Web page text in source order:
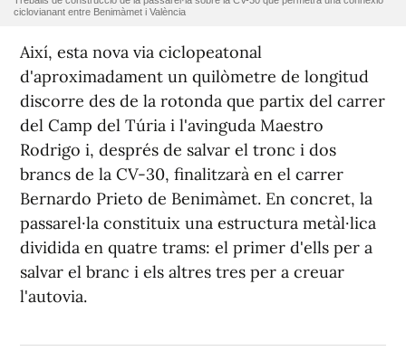
ciclovianant entre Benimàmet i València
Així, esta nova via ciclopeatonal
d'aproximadament un quilòmetre de longitud
discorre des de la rotonda que partix del carrer
del Camp del Túria i l'avinguda Maestro
Rodrigo i, després de salvar el tronc i dos
brancs de la CV-30, finalitzarà en el carrer
Bernardo Prieto de Benimàmet. En concret, la
passarel·la constituix una estructura metàl·lica
dividida en quatre trams: el primer d'ells per a
salvar el branc i els altres tres per a creuar
l'autovia.